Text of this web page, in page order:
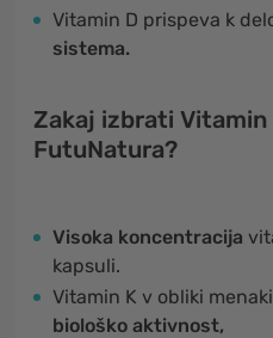
Vitamin D prispeva k
sistema.
Zakaj izbrati Vitamin
FutuNatura?
Visoka koncentracija
kapsuli.
Vitamin K v obliki
biološko aktivnost,